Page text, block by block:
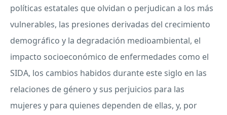
políticas estatales que olvidan o perjudican a los más
vulnerables, las presiones derivadas del crecimiento
demográfico y la degradación medioambiental, el
impacto socioeconómico de enfermedades como el
SIDA, los cambios habidos durante este siglo en las
relaciones de género y sus perjuicios para las
mujeres y para quienes dependen de ellas, y, por